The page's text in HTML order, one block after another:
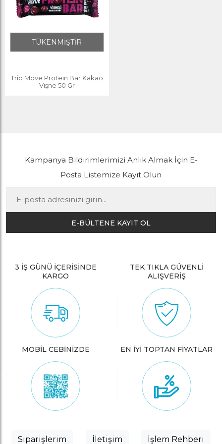
TÜKENMİŞTİR
Trio Move Proteın Bar Kakao
Vişne 50 Gr
Kampanya Bildirimlerimizi Anlık Almak İçin E-
Posta Listemize Kayıt Olun
E-BÜLTENE KAYIT OL
3 İŞ GÜNÜ İÇERİSİNDE
KARGO
TEK TIKLA GÜVENLİ
ALIŞVERİŞ
MOBİL CEBİNİZDE EN İYİ TOPTAN FİYATLAR
Siparişlerim İletişim İşlem Rehberi